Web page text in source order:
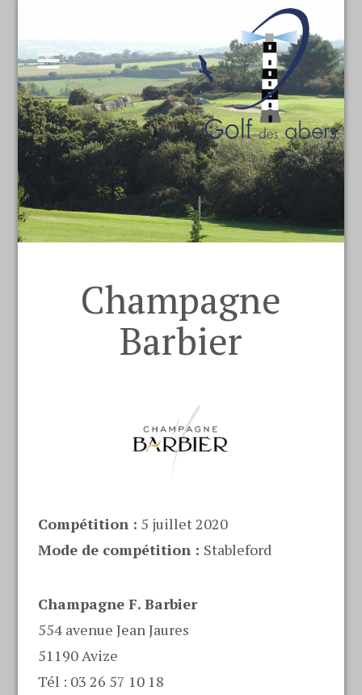
Champagne
Barbier
Compétition : 5 juillet 2020
Mode de compétition : Stableford
Champagne F. Barbier
554 avenue Jean Jaures
51190 Avize
Tél : 03 26 57 10 18